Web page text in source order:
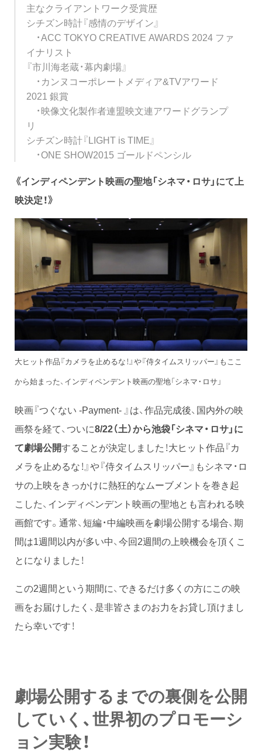
主なクライアントワーク受賞歴
シチズン時計『感情のデザイン』
・ACC TOKYO CREATIVE AWARDS 2024 ファ
イナリスト
『市川海老蔵・幕内劇場』
・カンヌコーポレートメディア&TVアワード
2021 銀賞
・映像文化製作者連盟映文連アワードグランプ
リ
シチズン時計『LIGHT is TIME』
・ONE SHOW2015 ゴールドペンシル
《インディペンデント映画の聖地「シネマ・ロサ」にて上
映決定！》
大ヒット作品『カメラを止めるな！』や『侍タイムスリッパー』もここ
から始まった、インディペンデント映画の聖地「シネマ・ロサ」
映画『つぐない -Payment- 』は、作品完成後、国内外の映
画祭を経て、ついに8/22（土）から池袋「シネマ・ロサ」に
て劇場公開することが決定しました！大ヒット作品『カ
メラを止めるな！』や『侍タイムスリッパー』もシネマ・ロ
サの上映をきっかけに熱狂的なムーブメントを巻き起
こした、インディペンデント映画の聖地とも言われる映
画館です。通常、短編・中編映画を劇場公開する場合、期
間は1週間以内が多い中、今回2週間の上映機会を頂くこ
とになりました！
この2週間という期間に、できるだけ多くの方にこの映
画をお届けしたく、是非皆さまのお力をお貸し頂けまし
たら幸いです！
劇場公開するまでの裏側を公開
していく、世界初のプロモーシ
ョン実験！